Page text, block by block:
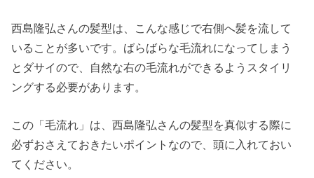
西島隆弘さんの髪型は、こんな感じで右側へ髪を流して
いることが多いです。ばらばらな毛流れになってしまう
とダサイので、自然な右の毛流れができるようスタイリ
ングする必要があります。
この「毛流れ」は、西島隆弘さんの髪型を真似する際に
必ずおさえておきたいポイントなので、頭に入れておい
てください。